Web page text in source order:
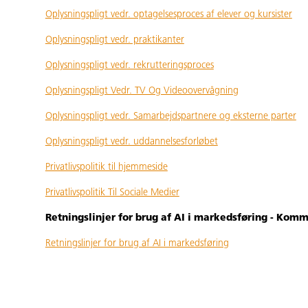
Oplysningspligt vedr. optagelsesproces af elever og kursister
Oplysningspligt vedr. praktikanter
Oplysningspligt vedr. rekrutteringsproces
Oplysningspligt Vedr. TV Og Videoovervågning
Oplysningspligt vedr. Samarbejdspartnere og eksterne parter
Oplysningspligt vedr. uddannelsesforløbet
Privatlivspolitik til hjemmeside
Privatlivspolitik Til Sociale Medier
Retningslinjer for brug af AI i markedsføring -
Retningslinjer for brug af AI i markedsføring